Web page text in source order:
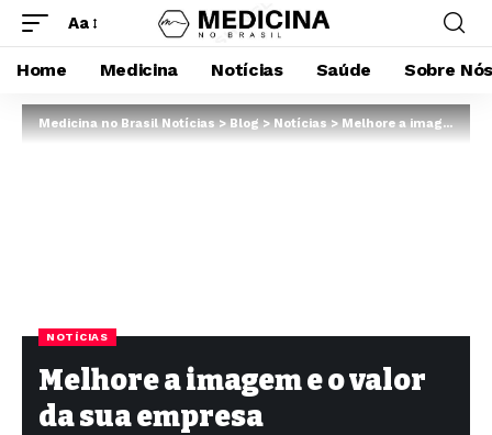
Aa
Home Medicina Notícias Saúde Sobre
Medicina no Brasil Notícias>Blog>Notícias>Melhore a imagem e o valor da sua empresa
NOTÍCIAS
Melhore a imagem e o valor
da sua empresa